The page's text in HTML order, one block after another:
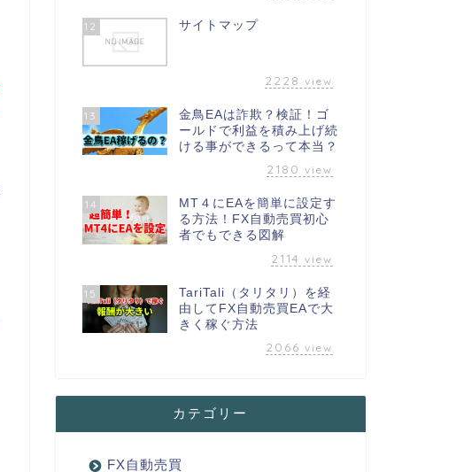
12 サイトマップ
2228 view
13
金鳥EAは詐欺？検証！ゴ
ールドで利益を積み上げ続
ける事ができるって本当？
2180 view
14
MT４にEAを簡単に設定す
る方法！FX自動売買初心
者でもできる図解
2114 view
15
TariTali（タリタリ）を経
由してFX自動売買EAで大
きく稼ぐ方法
2066 view
カテゴリー
FX自動売買